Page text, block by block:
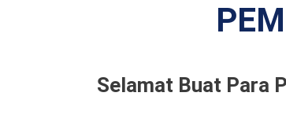
Selamat Buat Para